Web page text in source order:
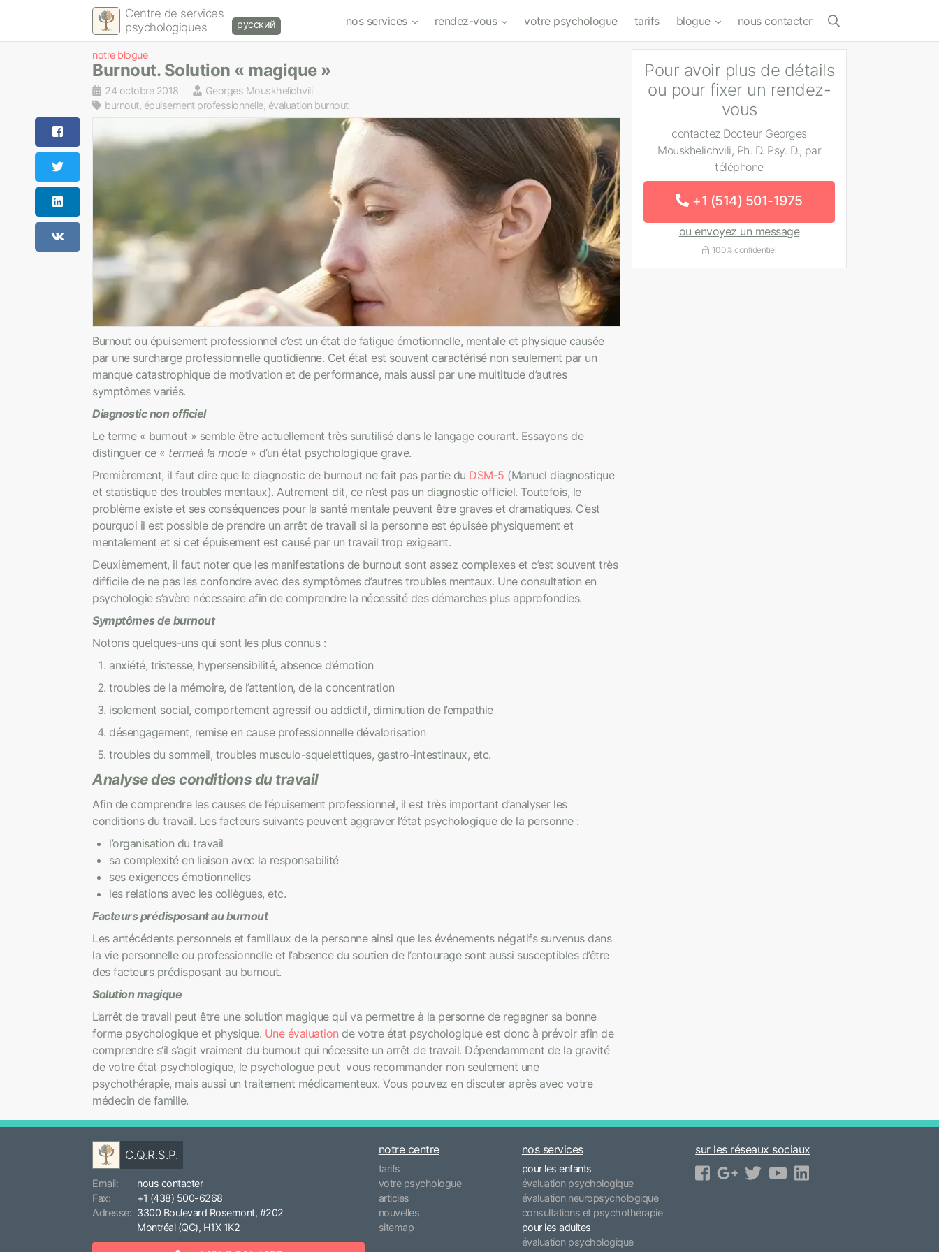
Centre de services
psychologiques
русский nos services rendez-vous votre psychologue tarifs blogue nous contacter
notre blogue
Burnout. Solution « magique »
24 octobre 2018
Georges Mouskhelichvili
burnout, épuisement professionnelle, évaluation burnout
Burnout ou épuisement professionnel c’est un état de fatigue émotionnelle, mentale et physique causée
par une surcharge professionnelle quotidienne. Cet état est souvent caractérisé non seulement par un
manque catastrophique de motivation et de performance, mais aussi par une multitude d’autres
symptômes variés.
Diagnostic non officiel
Le terme « burnout » semble être actuellement très surutilisé dans le langage courant. Essayons de
distinguer ce « termeà la mode» d’un état psychologique grave.
Premièrement, il faut dire que le diagnostic de burnout ne fait pas partie du DSM-5 (Manuel diagnostique
et statistique des troubles mentaux). Autrement dit, ce n’est pas un diagnostic officiel. Toutefois, le
problème existe et ses conséquences pour la santé mentale peuvent être graves et dramatiques. C’est
pourquoi il est possible de prendre un arrêt de travail si la personne est épuisée physiquement et
mentalement et si cet épuisement est causé par un travail trop exigeant.
Deuxièmement, il faut noter que les manifestations de burnout sont assez complexes et c’est souvent très
difficile de ne pas les confondre avec des symptômes d’autres troubles mentaux. Une consultation en
psychologie s’avère nécessaire afin de comprendre la nécessité des démarches plus approfondies.
Symptômes de burnout
Notons quelques-uns qui sont les plus connus :
anxiété, tristesse, hypersensibilité, absence d’émotion
troubles de la mémoire, de l’attention, de la concentration
isolement social, comportement agressif ou addictif, diminution de l’empathie
désengagement, remise en cause professionnelle dévalorisation
troubles du sommeil, troubles musculo-squelettiques, gastro-intestinaux, etc.
Analyse des conditions du travail
Afin de comprendre les causes de l’épuisement professionnel, il est très important d’analyser les
conditions du travail. Les facteurs suivants peuvent aggraver l’état psychologique de la personne :
l’organisation du travail
sa complexité en liaison avec la responsabilité
ses exigences émotionnelles
les relations avec les collègues, etc.
Facteurs prédisposant au burnout
Les antécédents personnels et familiaux de la personne ainsi que les événements négatifs survenus dans
la vie personnelle ou professionnelle et l’absence du soutien de l’entourage sont aussi susceptibles d’être
des facteurs prédisposant au burnout.
Solution magique
L’arrêt de travail peut être une solution magique qui va permettre à la personne de regagner sa bonne
forme psychologique et physique. Une évaluation de votre état psychologique est donc à prévoir afin de
comprendre s’il s’agit vraiment du burnout qui nécessite un arrêt de travail. Dépendamment de la gravité
de votre état psychologique, le psychologue peut vous recommander non seulement une
psychothérapie, mais aussi un traitement médicamenteux. Vous pouvez en discuter après avec votre
médecin de famille.
Pour avoir plus de détails
ou pour fixer un rendez-
vous
contactez Docteur Georges
Mouskhelichvili, Ph. D. Psy. D., par
téléphone
+1 (514) 501-1975
ou envoyez un message
100% confidentiel
C.Q.R.S.P.
Email:
nous contacter
Fax:
+1 (438) 500-6268
Adresse: 3300 Boulevard Rosemont, #202
Montréal (QC), H1X 1K2
notre centre
tarifs
votre psychologue
articles
nouvelles
sitemap
nos services
pour les enfants
évaluation psychologique
évaluation neuropsychologique
consultations et psychothérapie
pour les adultes
évaluation psychologique
sur les réseaux sociaux